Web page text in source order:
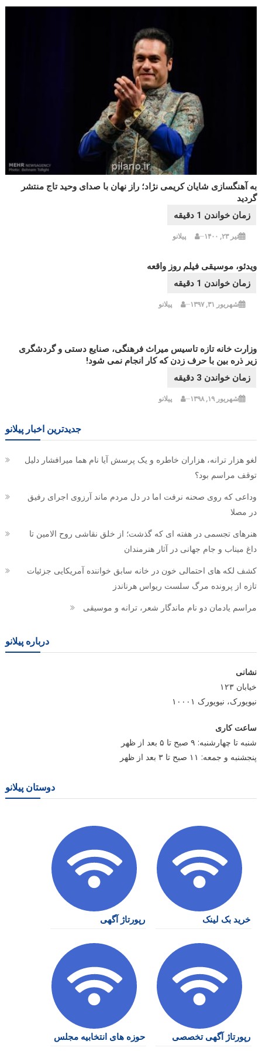
به آهنگسازی شایان کریمی نژاد؛ راز نهان با صدای وحید تاج منتشر
گردید
تیر ۲۳, ۱۴۰۰ پیلانو
ویدئو، موسیقی فیلم روز واقعه
شهریور ۳۱, ۱۳۹۷ پیلانو
وزارت خانه تازه تاسیس میراث فرهنگی، صنایع دستی و گردشگری
زیر ذره بین با حرف زدن که کار انجام نمی شود!
شهریور ۱۹, ۱۳۹۸ پیلانو
جدیدترین اخبار پیلانو
لغو هزار ترانه، هزاران خاطره و یک پرسش آیا نام هما میرافشار دلیل
توقف مراسم بود؟
وداعی که روی صحنه نرفت اما در دل مردم ماند آرزوی اجرای رفیق
در مصلا
هنرهای تجسمی در هفته ای که گذشت؛ از خلق نقاشی روح الامین تا
داغ میناب و جام جهانی در آثار هنرمندان
کشف لکه های احتمالی خون در خانه سابق خواننده آمریکایی جزئیات
تازه از پرونده مرگ سلست ریواس هرناندز
مراسم یادمان دو نام ماندگار شعر، ترانه و موسیقی
درباره پیلانو
نشانی
خیابان ۱۲۳
نیویورک، نیویورک ۱۰۰۰۱
ساعت کاری
شنبه تا چهارشنبه: ۹ صبح تا ۵ بعد از ظهر
پنجشنبه و جمعه: ۱۱ صبح تا ۳ بعد از ظهر
دوستان پیلانو
خرید بک لینک رپورتاژ آگهی
رپورتاژ آگهی تخصصی حوزه های انتخابیه مجلس